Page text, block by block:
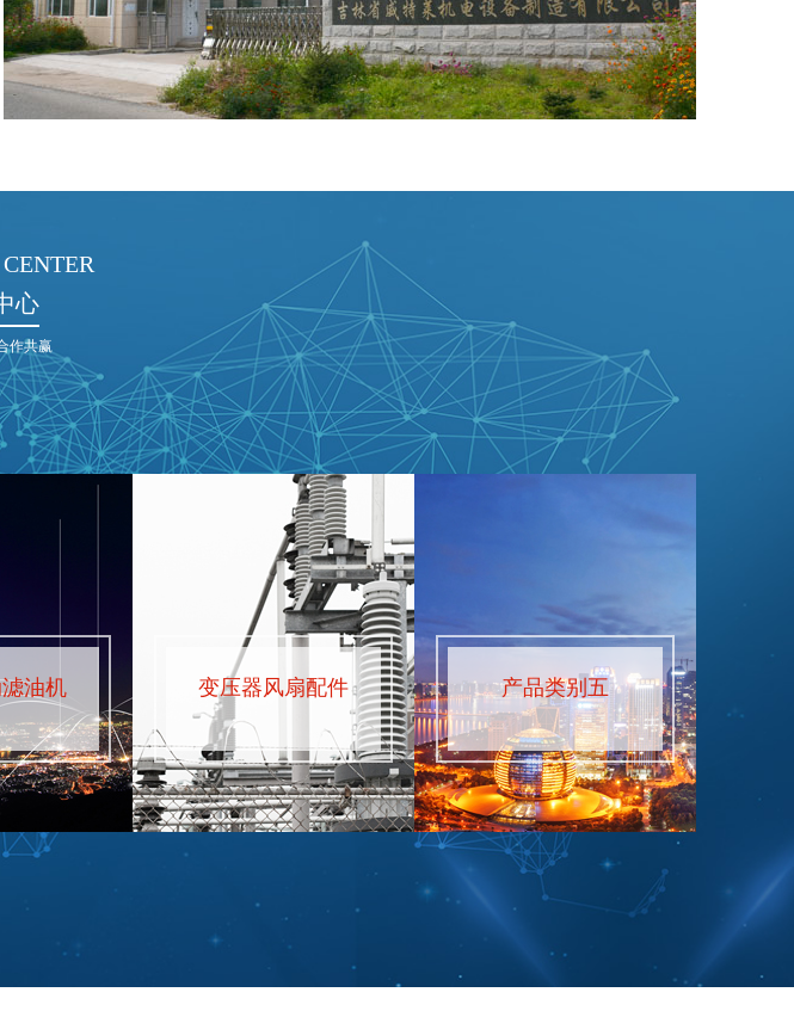
心
作共赢
油机 变压器风扇配件 产品类别五